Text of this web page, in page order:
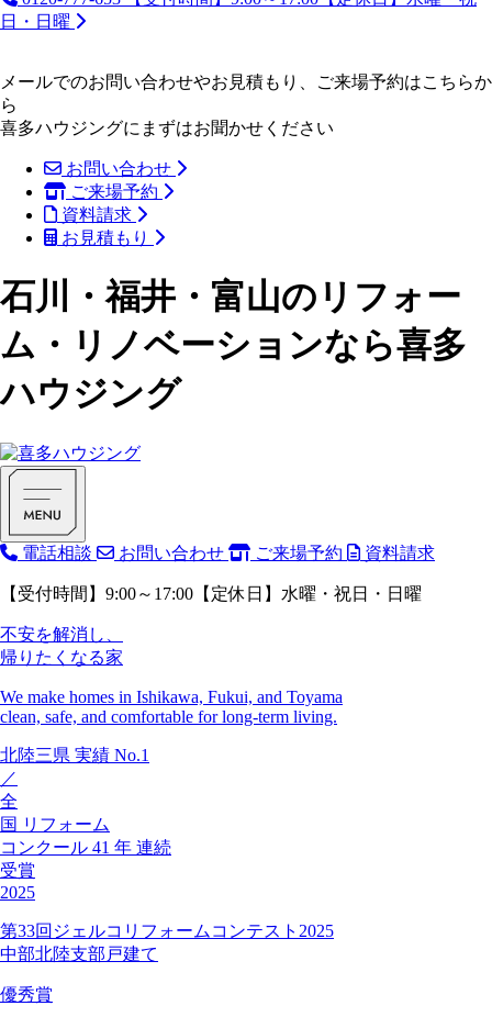
日・日曜
メールでのお問い合わせやお見積もり、ご来場予約はこちらか
ら
喜多ハウジングにまずはお聞かせください
お問い合わせ
ご来場予約
資料請求
お見積もり
石川・福井・富山のリフォー
ム・リノベーションなら喜多
ハウジング
電話相談 お問い合わせ ご来場予約 資料請求
【受付時間】9:00～17:00【定休日】水曜・祝日・日曜
不安を解消し、
帰りたくなる家
We make homes in Ishikawa, Fukui, and Toyama
clean, safe, and comfortable for long-term living.
北陸三県 実績 No.1
／
全
国 リフォーム
コンクール 41 年 連続
受賞
2025
第33回ジェルコリフォームコンテスト2025
中部北陸支部戸建て
優秀賞